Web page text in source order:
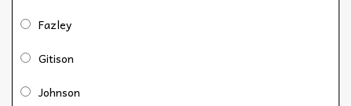
Fazley
Gitison
Johnson